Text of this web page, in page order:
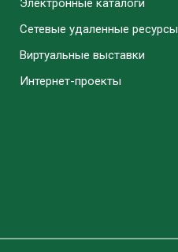
Электронные каталоги
Сетевые удаленные ресурсы
Виртуальные выставки
Интернет-проекты